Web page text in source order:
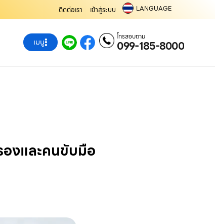
ติดต่อเรา เข้าสู่ระบบ LANGUAGE
เมนู โทรสอบถาม
099-185-8000
งและคนขับมือ